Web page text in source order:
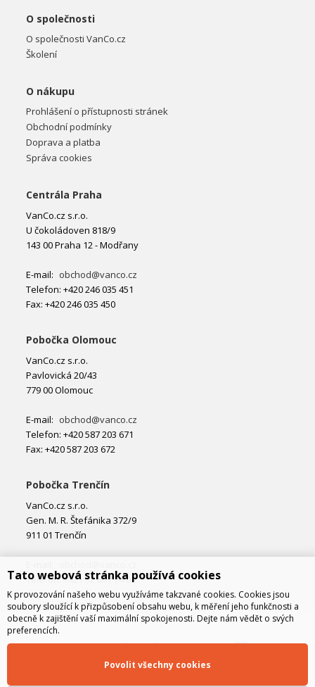
O společnosti
O společnosti VanCo.cz
Školení
O nákupu
Prohlášení o přístupnosti stránek
Obchodní podmínky
Doprava a platba
Správa cookies
Centrála Praha
VanCo.cz s.r.o.
U čokoládoven 818/9
143 00 Praha 12 - Modřany
E-mail: obchod@vanco.cz
Telefon: +420 246 035 451
Fax: +420 246 035 450
Pobočka Olomouc
VanCo.cz s.r.o.
Pavlovická 20/43
779 00 Olomouc
E-mail: obchod@vanco.cz
Telefon: +420 587 203 671
Fax: +420 587 203 672
Pobočka Trenčín
VanCo.cz s.r.o.
Gen. M. R. Štefánika 372/9
911 01 Trenčín
Telefon: +421 32 877 74 02
Tato webová stránka používá cookies
K provozování našeho webu využíváme takzvané cookies. Cookies jsou
soubory sloužící k přizpůsobení obsahu webu, k měření jeho funkčnosti a
obecně k zajištění vaší maximální spokojenosti. Dejte nám vědět o svých
preferencích.
Povolit všechny cookies